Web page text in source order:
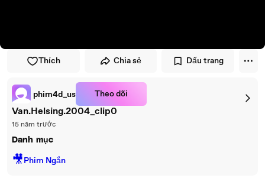
Thích Chia sẻ Dấu trang
phim4d_us Theo dõi
Van.Helsing.2004_clip0
15 năm trước
Danh mục
🎥Phim Ngắn